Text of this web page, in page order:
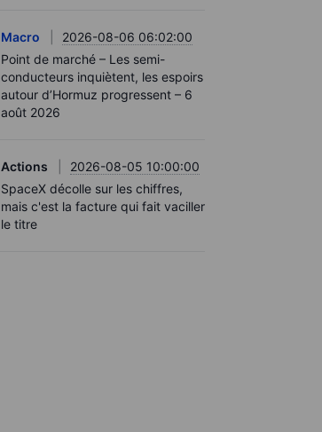
Macro
2026-08-06 06:02:00
Point de marché – Les semi-
conducteurs inquiètent, les espoirs
autour d’Hormuz progressent – 6
août 2026
Actions
2026-08-05 10:00:00
SpaceX décolle sur les chiffres,
mais c'est la facture qui fait vaciller
le titre